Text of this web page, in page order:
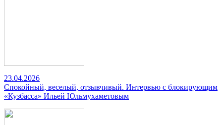
23.04.2026
Спокойный, веселый, отзывчивый. Интервью с блокирующим
«Кузбасса» Ильей Юльмухаметовым